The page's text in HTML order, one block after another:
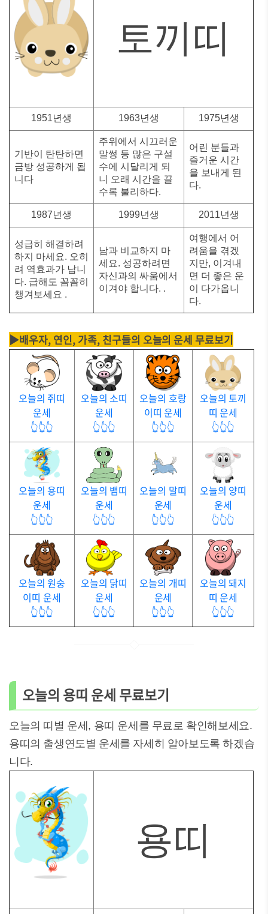
토끼띠
1951년생 1963년생 1975년생
기반이 탄탄하면
금방 성공하게 됩
니다
주위에서 시끄러운
말썽 등 많은 구설
수에 시달리게 되
니 오래 시간을 끌
수록 불리하다.
어린 분들과
즐거운 시간
을 보내게 된
다.
1987년생 1999년생 2011년생
성급히 해결하려
하지 마세요. 오히
려 역효과가 납니
다. 급해도 꼼꼼히
챙겨보세요 .
남과 비교하지 마
세요. 성공하려면
자신과의 싸움에서
이겨야 합니다. .
여행에서 어
려움을 겪겠
지만, 이겨내
면 더 좋은 운
이 다가옵니
다.
▶배우자, 연인, 가족, 친구들의 오늘의 운세 무료보기
오늘의 쥐띠
운세
👆👆👆
오늘의 소띠
운세
👆👆👆
오늘의 호랑
이띠 운세
👆👆👆
오늘의 토끼
띠 운세
👆👆👆
오늘의 용띠
운세
👆👆👆
오늘의 뱀띠
운세
👆👆👆
오늘의 말띠
운세
👆👆👆
오늘의 양띠
운세
👆👆👆
오늘의 원숭
이띠 운세
👆👆👆
오늘의 닭띠
운세
👆👆👆
오늘의 개띠
운세
👆👆👆
오늘의 돼지
띠 운세
👆👆👆
오늘의 용띠 운세 무료보기
오늘의 띠별 운세, 용띠 운세를 무료로 확인해보세요.
용띠의 출생연도별 운세를 자세히 알아보도록 하겠습
니다.
용띠